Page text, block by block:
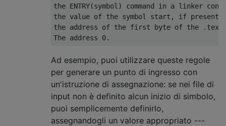
the ENTRY(symbol) command in a linker
the value of the symbol start, if present;
the address of the first byte of the
Ad esempio, puoi utilizzare queste regole
per generare un punto di ingresso con
un'istruzione di assegnazione: se nei file di
input non è definito alcun inizio di simbolo,
puoi semplicemente definirlo,
assegnandogli un valore appropriato ---